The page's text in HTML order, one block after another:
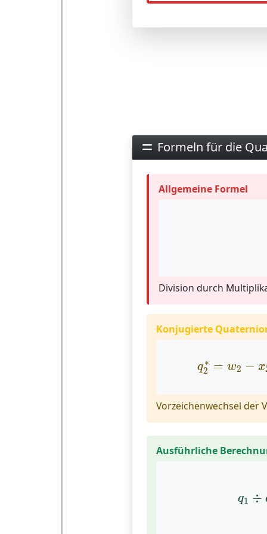
Formeln für die
Allgemeine Formel
Division durch
Konjugierte
q∗
2
= w2 − x
q ∗=w −x
Vorzeichenwechsel der
Ausführliche
q1 ÷